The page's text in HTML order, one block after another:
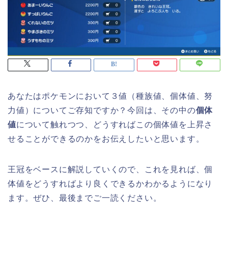
あなたはポケモンにおいて３値（種族値、個体値、努
力値）についてご存知ですか？今回は、その中の個体
値について触れつつ、どうすればこの個体値を上昇さ
せることができるのかをお伝えしたいと思います。
王冠をベースに解説していくので、これを見れば、個
体値をどうすればより良くできるかわかるようになり
ます。ぜひ、最後までご一読ください。